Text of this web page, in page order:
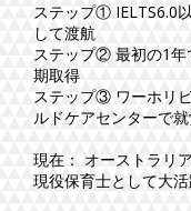
ステップ① IELTS6.0
して渡航
ステップ② 最初の1年
期取得
ステップ③ ワーホリ
ルドケアセンターで
現在： オーストラリ
現役保育士として大活